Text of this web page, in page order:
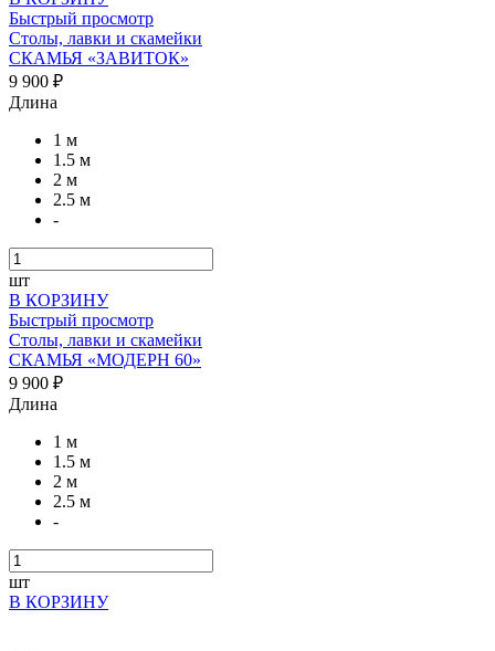
Быстрый просмотр
Столы, лавки и скамейки
СКАМЬЯ «ЗАВИТОК»
9 900 ₽
Длина
1 м
1.5 м
2 м
2.5 м
-
шт
В КОРЗИНУ
Быстрый просмотр
Столы, лавки и скамейки
СКАМЬЯ «МОДЕРН 60»
9 900 ₽
Длина
1 м
1.5 м
2 м
2.5 м
-
шт
В КОРЗИНУ